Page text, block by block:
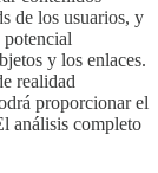
de los usuarios, y
potencial
y los enlaces.
realidad
proporcionar el
análisis completo